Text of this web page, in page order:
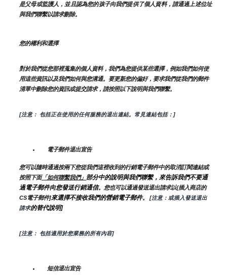
是父母或監護人，並且認為您的孩子向我們提供了個人資料，請通過上述位址
與我們聯繫以請求刪除。
您的權利和選擇
對於我們從您那裡蒐集的個人資料，我們為您提供某些選擇，例如我們如何使
用這些資訊以及我們如何與您溝通。要更新您的偏好，要求我們從我們的郵件
清單中刪除您的資訊或提交請求，請按照以下說明與我們聯繫。
[注意： 包括正在使用的任何服務的退出連結。常見連結包括：]
電子郵件退出宣告
您可以隨時通過按兩下您從我們這裡收到的行銷電子郵件中的取消訂閱連結或
按照下面「如何聯繫我們」 部分中的說明與我們聯繫，來告訴我們不要通
過電子郵件向您發送行銷通信。您也可以通過發送退出請求以{插入商店的
CS電子郵件]來選擇不接收我們的營銷電子郵件。
[注意：或插入發送退出
請求的替代說明]
[注意： 包括適用於您業務的所有內容]
短信退出宣告